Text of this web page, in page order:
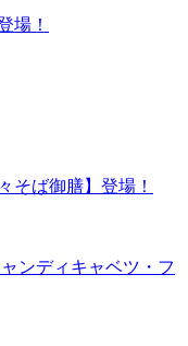
場！
そば御膳】登場！
ンディキャベツ・フ